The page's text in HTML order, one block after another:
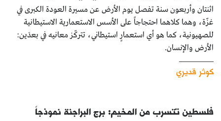
اثنتان وأربعون سنة تفصل يوم الأرض عن مسيرة العودة الكبرى في
غزّة، وهما كلاهما احتجاجاً على الأسس الاستعمارية الاستيطانية
للصهيونية، كما هو أي استعمارٍ استيطاني، تتركّز معانيه في بعدَين:
الأرض والإنسان.
كوثر قديري
فلسطين تتسرب من المخيم: برج البراجنة نموذجاً